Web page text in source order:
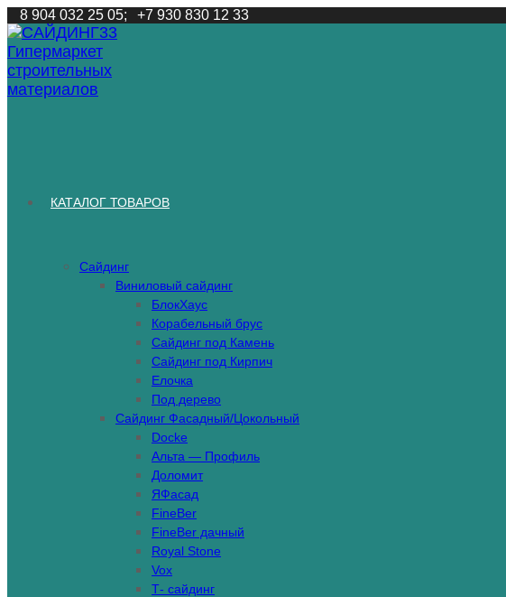
Перейти
к
содержимому
8 904 032 25 05; +7 930 830 12 33
КАТАЛОГ ТОВАРОВ
Сайдинг
Виниловый сайдинг
БлокХаус
Корабельный брус
Сайдинг под Камень
Сайдинг под Кирпич
Елочка
Под дерево
Сайдинг Фасадный/Цокольный
Docke
Альта — Профиль
Доломит
ЯФасад
FineBer
FineBer дачный
Royal Stone
Vox
Т- сайдинг